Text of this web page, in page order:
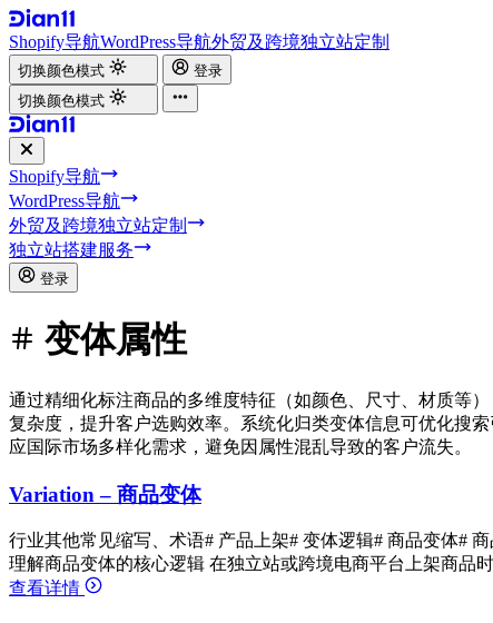
Shopify导航WordPress导航外贸及跨境独立站定制
切换颜色模式
登录
切换颜色模式
Shopify导航
WordPress导航
外贸及跨境独立站定制
独立站搭建服务
登录
变体属性
通过精细化标注商品的多维度特征（如颜色、尺寸、材质等
复杂度，提升客户选购效率。系统化归类变体信息可优化搜
应国际市场多样化需求，避免因属性混乱导致的客户流失。
Variation – 商品变体
行业其他常见缩写、术语# 产品上架# 变体逻辑# 商品变体#
理解商品变体的核心逻辑 在独立站或跨境电商平台上架商
查看详情